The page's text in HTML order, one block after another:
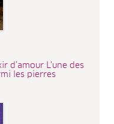
d’amour L'une des
les pierres